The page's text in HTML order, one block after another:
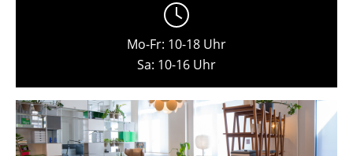
Nürnberg
Schwarzwald
Mo-Fr: 10-18 Uhr
Sa: 10-16 Uhr